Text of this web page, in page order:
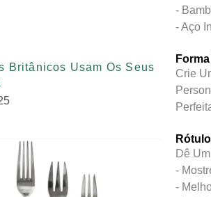
Britânicos Usam Os Seus
-
- Aço
Crie
Dê
-
-